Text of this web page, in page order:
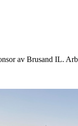
av Brusand IL.